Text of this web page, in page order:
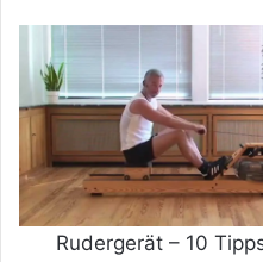
Rudergerät – 10